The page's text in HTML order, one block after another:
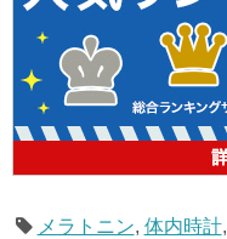
メラトニン, 体内時計,